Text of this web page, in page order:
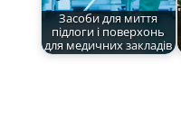
Засоби для миття
підлоги і поверхонь
для медичних закладів